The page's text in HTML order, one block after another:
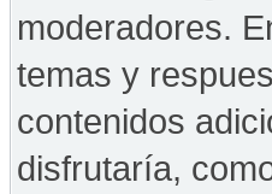
moderadores.
temas y
contenidos
disfrutaría,